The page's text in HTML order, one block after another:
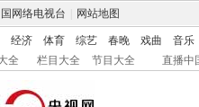
网络电视台 网站地图
经济 体育 综艺 春晚 戏曲 音乐
全 栏目大全 节目大全 直播中